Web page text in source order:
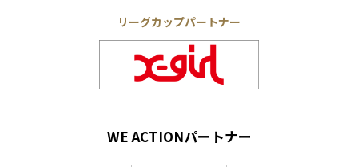
リーグカップパートナー
WE ACTIONパートナー